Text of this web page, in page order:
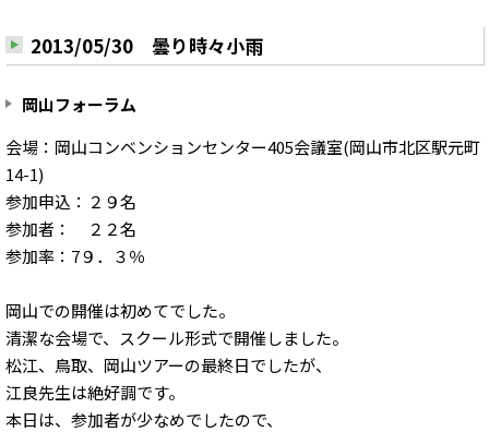
2013/05/30 曇り時々小雨
岡山フォーラム
会場：岡山コンベンションセンター405会議室(岡山市北区駅元町
14-1)
参加申込：２９名
参加者： ２２名
参加率：7９．３％
岡山での開催は初めてでした。
清潔な会場で、スクール形式で開催しました。
松江、鳥取、岡山ツアーの最終日でしたが、
江良先生は絶好調です。
本日は、参加者が少なめでしたので、